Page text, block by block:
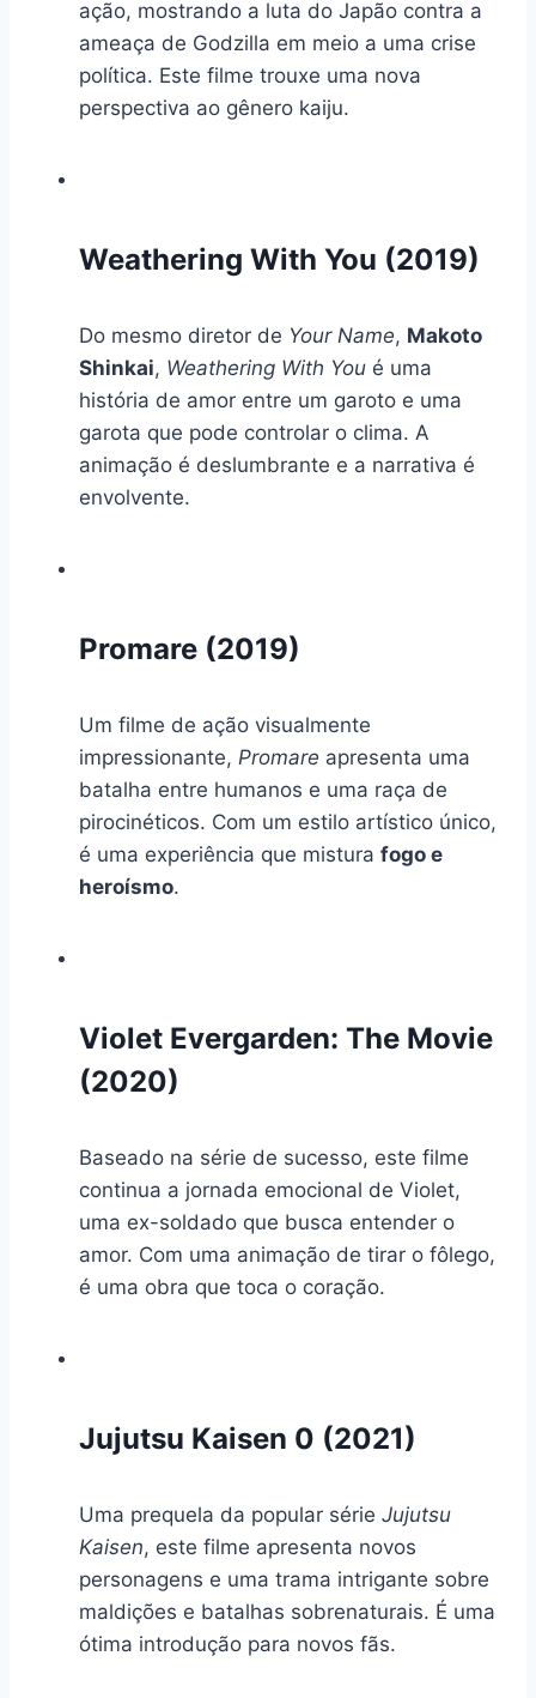
ação, mostrando a luta do Japão contra a
ameaça de Godzilla em meio a uma crise
política. Este filme trouxe uma nova
perspectiva ao gênero kaiju.
Weathering With You (2019)
Do mesmo diretor de Your Name, Makoto
Shinkai, Weathering With You é uma
história de amor entre um garoto e uma
garota que pode controlar o clima. A
animação é deslumbrante e a narrativa é
envolvente.
Promare (2019)
Um filme de ação visualmente
impressionante, Promare apresenta uma
batalha entre humanos e uma raça de
pirocinéticos. Com um estilo artístico único,
é uma experiência que mistura fogo e
heroísmo.
Violet Evergarden: The Movie
(2020)
Baseado na série de sucesso, este filme
continua a jornada emocional de Violet,
uma ex-soldado que busca entender o
amor. Com uma animação de tirar o fôlego,
é uma obra que toca o coração.
Jujutsu Kaisen 0 (2021)
Uma prequela da popular série Jujutsu
Kaisen, este filme apresenta novos
personagens e uma trama intrigante sobre
maldições e batalhas sobrenaturais. É uma
ótima introdução para novos fãs.